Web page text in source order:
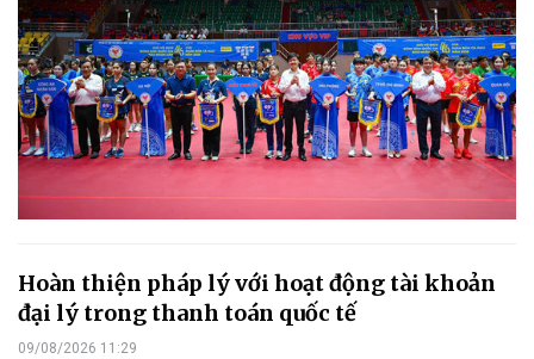
Hoàn thiện pháp lý với hoạt động tài khoản
đại lý trong thanh toán quốc tế
09/08/2026 11:29